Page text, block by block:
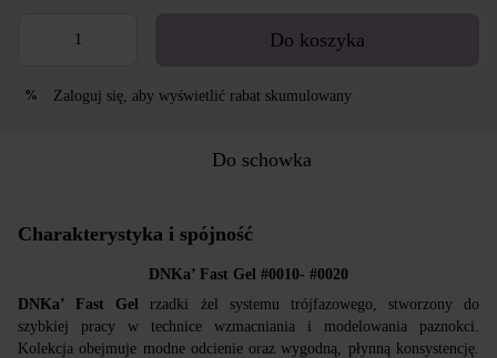
Do koszyka
% Zaloguj się , aby wyświetlić rabat skumulowany
Do schowka
Charakterystyka i spójność
DNKa’ Fast Gel #0010- #0020
DNKa’Fast Gel rzadki żel systemu trójfazowego, stworzony do
szybkiej pracy w technice wzmacniania i modelowania paznokci.
Kolekcja obejmuje modne odcienie oraz wygodną, płynną konsystencję.